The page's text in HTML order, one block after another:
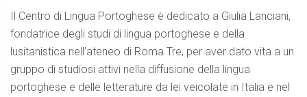
Il Centro di Lingua Portoghese è dedicato a Giulia Lanciani,
fondatrice degli studi di lingua portoghese e della
lusitanistica nell’ateneo di Roma Tre, per aver dato vita a un
gruppo di studiosi attivi nella diffusione della lingua
portoghese e delle letterature da lei veicolate in Italia e nel